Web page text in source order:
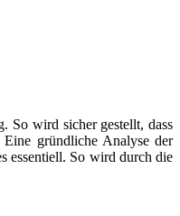
So wird sicher gestellt, dass
gründliche Analyse der
essentiell. So wird durch die